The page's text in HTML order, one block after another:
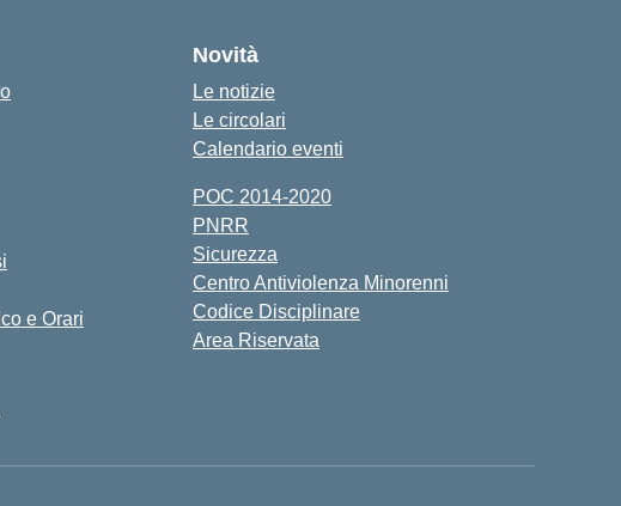
e Orari
Novità
Le notizie
Le circolari
Calendario eventi
POC 2014-2020
PNRR
Sicurezza
Centro Antiviolenza Minorenni
Codice Disciplinare
Area Riservata